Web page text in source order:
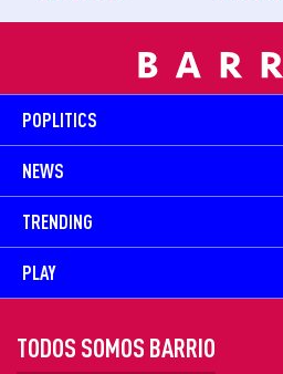
POPLITICS
NEWS
TRENDING
PLAY
TODOS SOMOS BARRIO